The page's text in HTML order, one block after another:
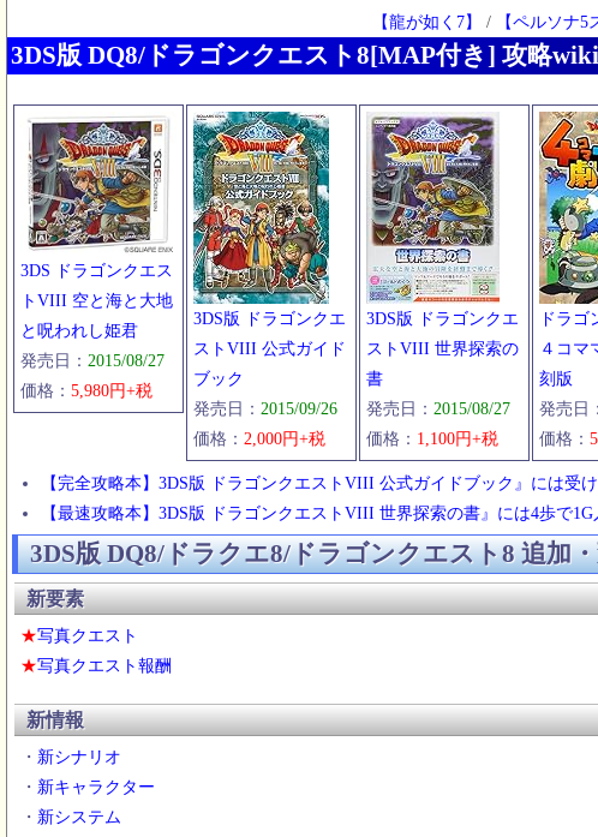
配信プレゼント/店舗配信
2015/10/17
2015/10/09
攻略チャート/1
2015/10/05
戦闘解析
2015/09/30
攻略チャート/19
2015/09/29
攻略チャート/17
2015/09/26
習得スキル/主人公
2015/09/25
攻略チャート/16
2015/09/22
攻略チャート/15
習得スキル/モリー
習得スキル/ククール
2015/09/21
ゼシカと墓参り＆結婚
【龍が如く7】 / 【ペルソナ5
3DS版 DQ8/ドラゴンクエスト8[MAP付き] 攻略wiki
3DS ドラゴンクエス
トVIII 空と海と大地
と呪われし姫君
発売日： 2015/08/27
価格： 5,980円+税
3DS版 ドラゴンクエ
ストVIII 公式ガイド
ブック
発売日： 2015/09/26
価格： 2,000円+税
3DS版 ドラゴンクエ
ストVIII 世界探索の
書
発売日： 2015/08/27
価格： 1,100円+税
ドラゴ
４コマ
刻版
発売日：
価格：
【完全攻略本】3DS版 ドラゴンクエストVIII 公式ガイドブック』には
【最速攻略本】3DS版 ドラゴンクエストVIII 世界探索の書』には4歩で
3DS版 DQ8/ドラクエ8/ドラゴンクエスト8 追加
新要素
★写真クエスト
★写真クエスト報酬
新情報
・ 新シナリオ
・ 新キャラクター
・ 新システム